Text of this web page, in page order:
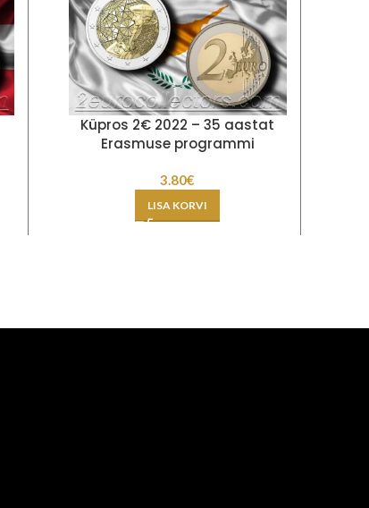
Küpros 2€ 2022 – 35 aastat
Erasmuse programmi
3.80€
LISA KORVI